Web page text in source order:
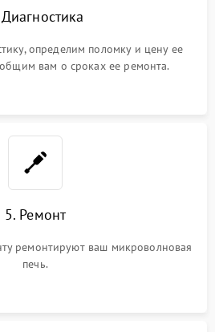
определим поломку и цену ее
вам о сроках ее ремонта.
5. Ремонт
ремонтируют ваш микроволновая
печь.